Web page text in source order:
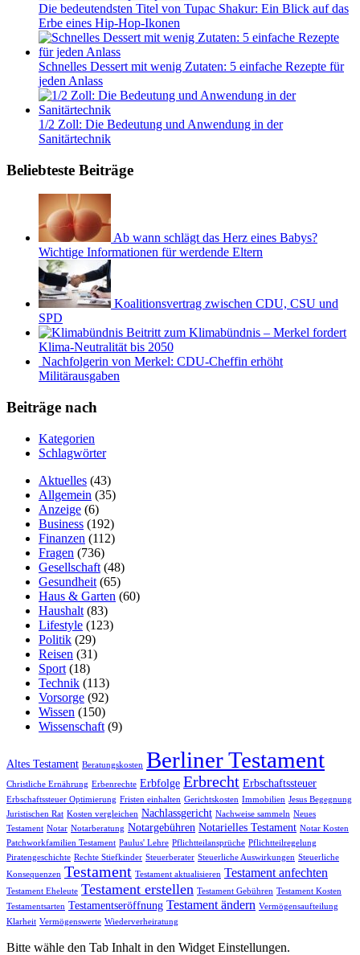
Die bedeutendsten Titel von Tupac Shakur: Ein Blick auf das
Erbe eines Hip-Hop-Ikonen
Schnelles Dessert mit wenig Zutaten: 5 einfache Rezepte für
jeden Anlass
1/2 Zoll: Die Bedeutung und Anwendung in der
Sanitärtechnik
Beliebteste Beiträge
Ab wann schlägt das Herz eines Babys?
Wichtige Informationen für werdende Eltern
Koalitionsvertrag zwischen CDU, CSU und
SPD
Beitritt zum Klimabündnis – Merkel fordert
Klima-Neutralität bis 2050
Nachfolgerin von Merkel: CDU-Cheffin erhöht
Militärausgaben
Beiträge nach
Kategorien
Schlagwörter
Aktuelles (43)
Allgemein (35)
Anzeige (6)
Business (192)
Finanzen (112)
Fragen (736)
Gesellschaft (48)
Gesundheit (65)
Haus & Garten (60)
Haushalt (83)
Lifestyle (123)
Politik (29)
Reisen (31)
Sport (18)
Technik (113)
Vorsorge (92)
Wissen (150)
Wissenschaft (9)
Altes Testament Beratungskosten Berliner Testament
Christliche Ernährung Erbenrechte Erbfolge Erbrecht Erbschaftssteuer
Erbschaftssteuer Optimierung Fristen einhalten Gerichtskosten Immobilien Jesus Begegnung
Juristischen Rat Kosten vergleichen Nachlassgericht Nachweise sammeln Neues
Testament Notar Notarberatung Notargebühren Notarielles Testament Notar Kosten
Patchworkfamilien Testament Paulus' Lehre Pflichtteilansprüche Pflichtteilregelung
Piratengeschichte Rechte Stiefkinder Steuerberater Steuerliche Auswirkungen Steuerliche
Konsequenzen Testament Testament aktualisieren Testament anfechten
Testament Eheleute Testament erstellen Testament Gebühren Testament Kosten
Testamentsarten Testamentseröffnung Testament ändern Vermögensaufteilung
Klarheit Vermögenswerte Wiederverheiratung
Bitte wähle den Tab Inhalt in den Widget Einstellungen.